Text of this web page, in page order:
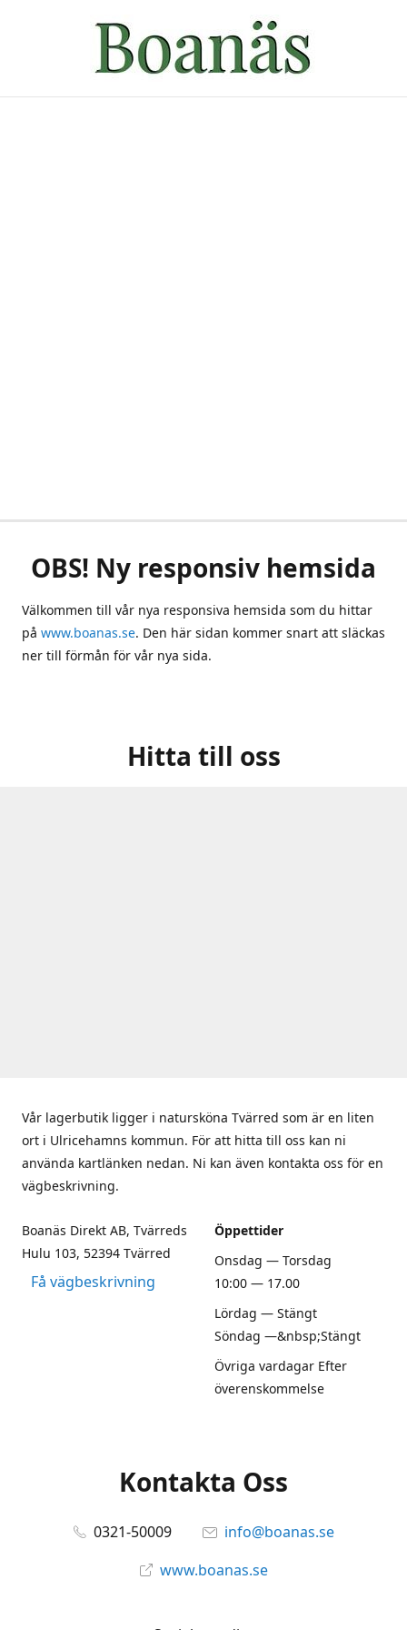
OBS! Ny responsiv hemsida
Välkommen till vår nya responsiva hemsida som du hittar
på www.boanas.se. Den här sidan kommer snart att släckas
ner till förmån för vår nya sida.
Hitta till oss
Vår lagerbutik ligger i natursköna Tvärred som är en liten
ort i Ulricehamns kommun. För att hitta till oss kan ni
använda kartlänken nedan. Ni kan även kontakta oss för en
vägbeskrivning.
Boanäs Direkt AB, Tvärreds
Hulu 103, 52394 Tvärred
Få vägbeskrivning
Öppettider
Onsdag — Torsdag
10:00 — 17.00
Lördag — Stängt
Söndag —&nbsp;Stängt
Övriga vardagar Efter
överenskommelse
Kontakta Oss
0321-50009
info@boanas.se
www.boanas.se